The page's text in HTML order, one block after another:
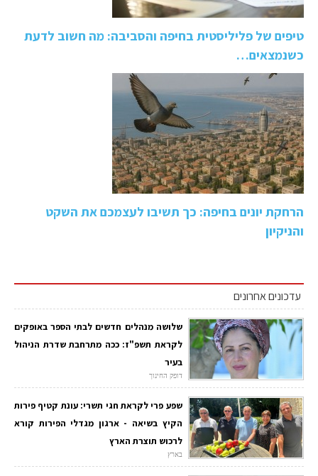
טיפים של פליליסטית בחיפה והסביבה: מה חשוב לדעת
כשנמצאים…
הרחקת יונים בחיפה: כך תשיבו לעצמכם את השקט
והניקיון
עדכונים אחרונים
שלושה מנהלים חדשים לבתי הספר באופקים
לקראת תשפ"ז: ככה מתרחבת שדרת הניהול
בעיר
דופק החינוך
שפע פרי לקראת חגי תשרי: עונת קטיף פירות
הקיץ בשיאה - ארגון מגדלי הפירות קורא
לרכוש תוצרת הארץ
בארץ